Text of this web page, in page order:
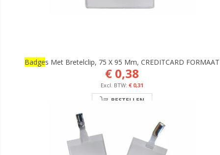
BadgeS Met Bretelclip, 75 X 95 Mm, CREDITCARD FORMAAT
€ 0,38
€ 0,31
BESTELLEN